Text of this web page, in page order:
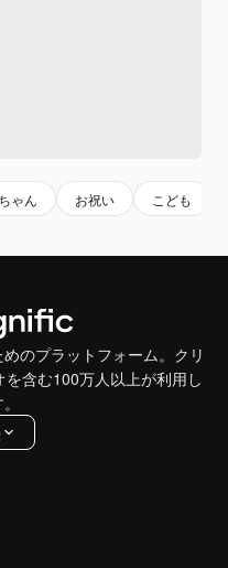
ゃん お祝い こども
のプラットフォーム。クリ
含む100万人以上が利用し